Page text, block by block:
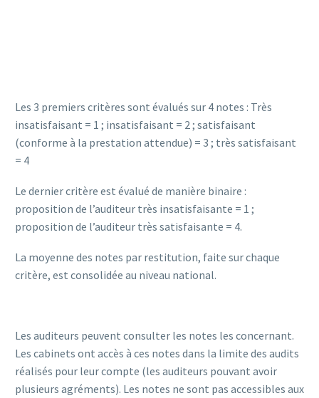
Les 3 premiers critères sont évalués sur 4 notes : Très
insatisfaisant = 1 ; insatisfaisant = 2 ; satisfaisant
(conforme à la prestation attendue) = 3 ; très satisfaisant
= 4
Le dernier critère est évalué de manière binaire :
proposition de l’auditeur très insatisfaisante = 1 ;
proposition de l’auditeur très satisfaisante = 4.
La moyenne des notes par restitution, faite sur chaque
critère, est consolidée au niveau national.
Les auditeurs peuvent consulter les notes les concernant.
Les cabinets ont accès à ces notes dans la limite des audits
réalisés pour leur compte (les auditeurs pouvant avoir
plusieurs agréments). Les notes ne sont pas accessibles aux